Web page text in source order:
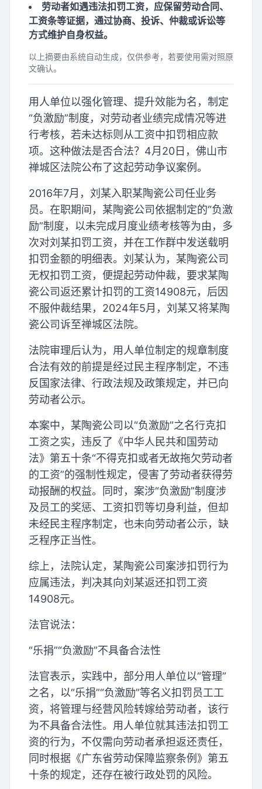
劳动者如遇违法扣罚工资，应保留劳动合同、
工资条等证据，通过协商、投诉、仲裁或诉讼等
方式维护自身权益。
以上摘要由系统自动生成，仅供参考，若要使用需对照原
文确认。
用人单位以强化管理、提升效能为名，制定
“负激励”制度，对劳动者业绩完成情况等进
行考核，若未达标则从工资中扣罚相应款
项。这种做法是否合法？4月20日，佛山市
禅城区法院公布了这起劳动争议案例。
2016年7月，刘某入职某陶瓷公司任业务
员。在职期间，某陶瓷公司依据制定的“负激
励”制度，以未完成月度业绩考核等为由，多
次对刘某扣罚工资，并在工作群中发送载明
扣罚金额的明细表。刘某认为，某陶瓷公司
无权扣罚工资，便提起劳动仲裁，要求某陶
瓷公司返还累计扣罚的工资14908元，后因
不服仲裁结果，2024年5月，刘某又将某陶
瓷公司诉至禅城区法院。
法院审理后认为，用人单位制定的规章制度
合法有效的前提是经过民主程序制定，不违
反国家法律、行政法规及政策规定，并已向
劳动者公示。
本案中，某陶瓷公司以“负激励”之名行克扣
工资之实，违反了《中华人民共和国劳动
法》第五十条“不得克扣或者无故拖欠劳动者
的工资”的强制性规定，侵害了劳动者获得劳
动报酬的权益。同时，案涉“负激励”制度涉
及员工的奖惩、工资扣罚等切身利益，但却
未经民主程序制定，也未向劳动者公示，缺
乏程序正当性。
综上，法院认定，某陶瓷公司案涉扣罚行为
应属违法，判决其向刘某返还扣罚工资
14908元。
法官说法：
“乐捐”“负激励”不具备合法性
法官表示，实践中，部分用人单位以“管理”
之名，以“乐捐”“负激励”等名义扣罚员工工
资，将管理与经营风险转嫁给劳动者，该行
为不具备合法性。用人单位就其违法扣罚工
资的行为，不仅需向劳动者承担返还责任，
同时根据《广东省劳动保障监察条例》第五
十条的规定，还存在被行政处罚的风险。